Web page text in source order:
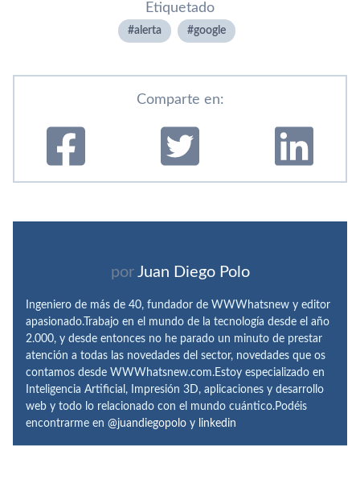
Etiquetado
alerta google
Comparte en:
por Juan Diego Polo
Ingeniero de más de 40, fundador de WWWhatsnew y editor
apasionado.Trabajo en el mundo de la tecnología desde el año
2.000, y desde entonces no he parado un minuto de prestar
atención a todas las novedades del sector, novedades que os
contamos desde WWWhatsnew.com.Estoy especializado en
Inteligencia Artificial, Impresión 3D, aplicaciones y desarrollo
web y todo lo relacionado con el mundo cuántico.Podéis
encontrarme en @juandiegopolo y linkedin